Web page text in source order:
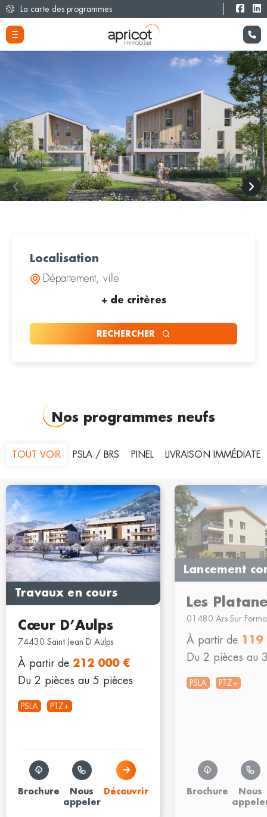
La carte des programmes
Localisation
+ de critères
RECHERCHER
Nos programmes neufs
TOUT VOIR PSLA / BRS PINEL LIVRAISON IMMÉDIATE
Travaux en cours
Cœur D’Aulps
74430 Saint Jean D Aulps
À partir de 212 000 €
Du 2 pièces au 5 pièces
PSLA PTZ+
Brochure
Nous
appeler
Découvrir
Lancement
Les
01480 Ars Sur
À partir de 119
Du 2 pièces au
PSLA PTZ+
Brochure
Nous